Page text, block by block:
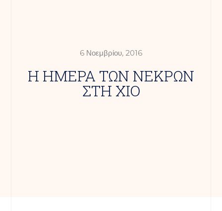
6 Νοεμβρίου, 2016
Η ΗΜΕΡΑ ΤΩΝ ΝΕΚΡΩΝ
ΣΤΗ ΧΙΟ